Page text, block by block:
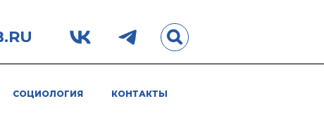
СОЦИОЛОГИЯ КОНТАКТЫ